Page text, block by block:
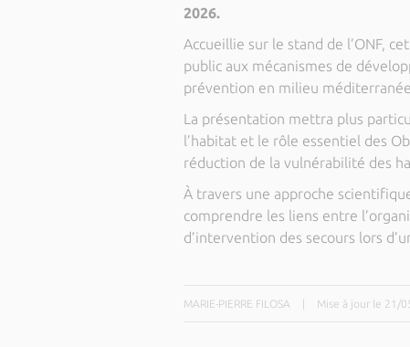
2026.
Accueillie sur le stand de l’ONF,
public aux mécanismes de
prévention en milieu
La présentation mettra plus
l’habitat et le rôle essentiel des
réduction de la vulnérabilité des
À travers une approche
comprendre les liens entre
d’intervention des secours lors
MARIE-PIERRE FILOSA Mise à jour le 21/